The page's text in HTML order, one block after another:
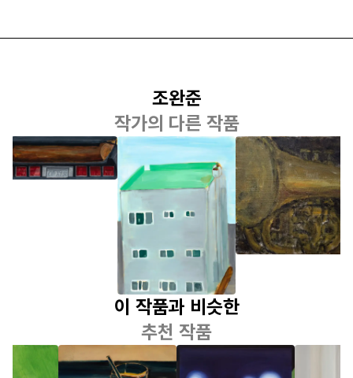
조완준
작가의 다른 작품
조완준
Logging
Untiteld
(building)
조완준
Instrumental
이 작품과 비슷한
추천 작품
장승근 김아해